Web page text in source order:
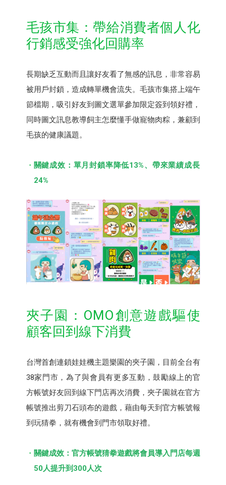
毛孩市集：帶給消費者個人化
行銷感受強化回購率
長期缺乏互動而且讓好友看了無感的訊息，非常容易
被用戶封鎖，造成轉單機會流失。毛孩市集搭上端午
節檔期，吸引好友到圖文選單參加限定簽到領好禮，
同時圖文訊息教導飼主怎麼懂手做寵物肉粽，兼顧到
毛孩的健康議題。
關鍵成效：單月封鎖率降低13%、帶來業績成長
24%
夾子園：OMO創意遊戲驅使
顧客回到線下消費
台灣首創連鎖娃娃機主題樂園的夾子園，目前全台有
38家門市，為了與會員有更多互動，鼓勵線上的官
方帳號好友回到線下門店再次消費，夾子園就在官方
帳號推出剪刀石頭布的遊戲，藉由每天到官方帳號報
到玩猜拳，就有機會到門市領取好禮。
關鍵成效：官方帳號猜拳遊戲將會員導入門店每週
50人提升到300人次